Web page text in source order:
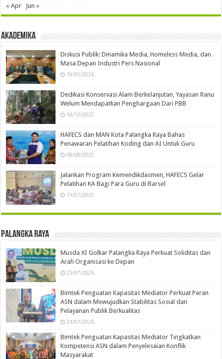
« Apr
Jun »
Akademika
Diskusi Publik: Dinamika Media, Homeless Media, dan
Masa Depan Industri Pers Nasional
19/05/2026
Dedikasi Konservasi Alam Berkelanjutan, Yayasan Ranu
Welum Mendapatkan Penghargaan Dari PBB
18/12/2025
HAFECS dan MAN Kota Palangka Raya Bahas
Penawaran Pelatihan Koding dan AI Untuk Guru
08/08/2025
Jalankan Program Kemendikdasmen, HAFECS Gelar
Pelatihan KA Bagi Para Guru di Barsel
11/07/2025
Palangka Raya
Musda XI Golkar Palangka Raya Perkuat Soliditas dan
Arah Organisasi ke Depan
25/07/2026
Bimtek Penguatan Kapasitas Mediator Perkuat Peran
ASN dalam Mewujudkan Stabilitas Sosial dan
Pelayanan Publik Berkualitas
23/07/2026
Bimtek Penguatan Kapasitas Mediator Tingkatkan
Kompetensi ASN dalam Penyelesaian Konflik
Masyarakat